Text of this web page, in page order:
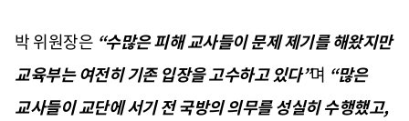
박 위원장은 “수많은 피해 교사들이 문제 제기를 해왔지만
교육부는 여전히 기존 입장을 고수하고 있다”며 “많은
교사들이 교단에 서기 전 국방의 의무를 성실히 수행했고,